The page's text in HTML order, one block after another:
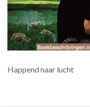
Happend naar lucht